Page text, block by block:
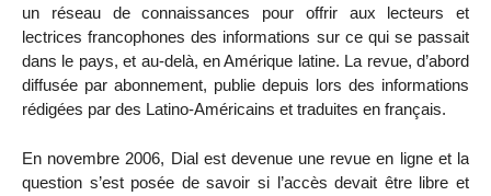
un réseau de connaissances pour offrir aux lecteurs et
lectrices francophones des informations sur ce qui se passait
dans le pays, et au-delà, en Amérique latine. La revue, d’abord
diffusée par abonnement, publie depuis lors des informations
rédigées par des Latino-Américains et traduites en français.
En novembre 2006, Dial est devenue une revue en ligne et la
question s’est posée de savoir si l’accès devait être libre et